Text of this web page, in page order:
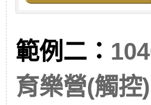
範例二：
育樂營(觸控)